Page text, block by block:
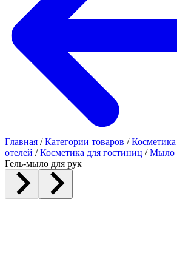
Главная / Категории товаров /
отелей / Косметика для гостиниц / Мыло
Гель-мыло для рук